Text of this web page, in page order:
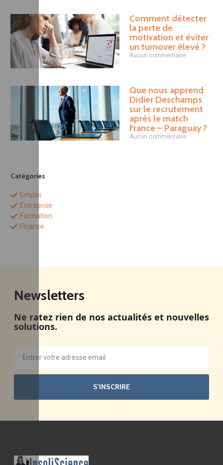
Comment détecter
la perte de
motivation et éviter
un turnover élevé ?
Aucun commentaire
Que nous apprend
Didier Deschamps
sur le recrutement
après le match
France – Paraguay ?
Aucun commentaire
Catégories
Emploi
Entreprise
Formation
Finance
Newsletters
Ne ratez rien de nos actualités et nouvelles
solutions.
S'INSCRIRE